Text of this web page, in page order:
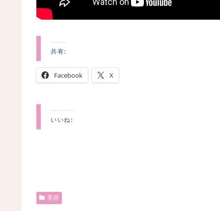
共有:
Facebook X
いいね:
美容